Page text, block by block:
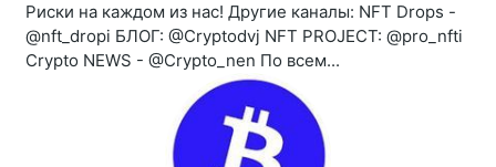
Риски на каждом из нас! Другие каналы: NFT Drops -
@nft_dropi БЛОГ: @Cryptodvj NFT PROJECT: @pro_nfti
Crypto NEWS - @Crypto_nen По всем...